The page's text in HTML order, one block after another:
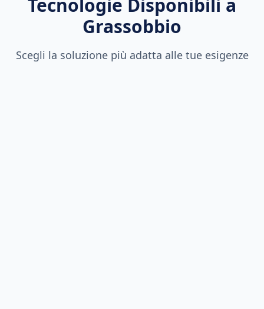
Tecnologie Disponibili a
Grassobbio
Scegli la soluzione più adatta alle tue esigenze